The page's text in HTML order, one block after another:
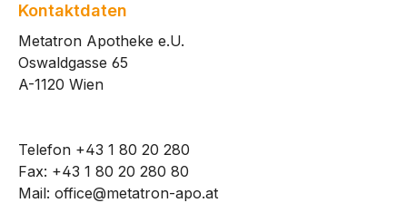
Kontaktdaten
Metatron Apotheke e.U.
Oswaldgasse 65
A-1120 Wien
Telefon +43 1 80 20 280
Fax: +43 1 80 20 280 80
Mail: office@metatron-apo.at